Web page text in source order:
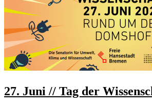
27. Juni // Tag der